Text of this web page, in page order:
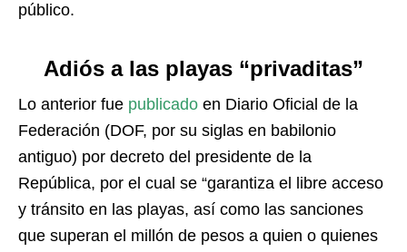
público.
Adiós a las playas “privaditas”
Lo anterior fue publicado en Diario Oficial de la
Federación (DOF, por su siglas en babilonio
antiguo) por decreto del presidente de la
República, por el cual se “garantiza el libre acceso
y tránsito en las playas, así como las sanciones
que superan el millón de pesos a quien o quienes